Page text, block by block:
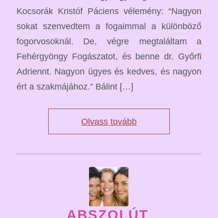
Kocsorák Kristóf Páciens vélemény: “Nagyon
sokat szenvedtem a fogaimmal a különböző
fogorvosoknál. De, végre megtaláltam a
Fehérgyöngy Fogászatot, és benne dr. Győrfi
Adriennt. Nagyon ügyes és kedves, és nagyon
ért a szakmájához.” Bálint […]
Olvass tovább
ABSZOLÚT